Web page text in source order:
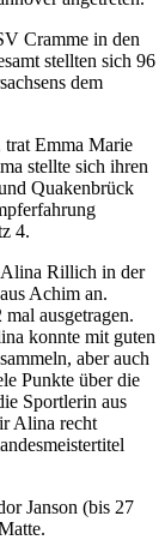
Cramme in den
stellten sich 96
dem
trat Emma Marie
stellte sich ihren
Quakenbrück
4.
Alina Rillich in der
Achim an.
ausgetragen.
konnte mit guten
aber auch
Punkte über die
Sportlerin aus
Alina recht
Janson (bis 27